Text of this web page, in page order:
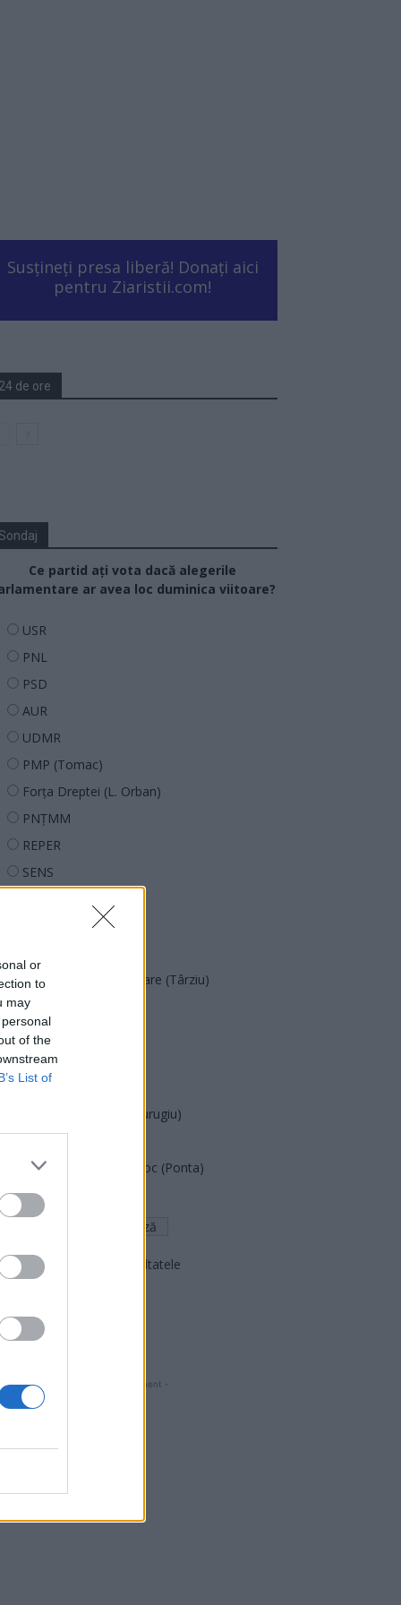
or
to
may
of the
List of
Susțineți presa liberă! Donați aici
pentru Ziaristii.com!
24 de ore
Ce partid ați vota dacă alegerile
ar avea loc duminica viitoare?
USR
PNL
PSD
AUR
UDMR
PMP (Tomac)
Forța Dreptei (L. Orban)
PNȚMM
REPER
SENS
POT (Gavrilă)
Acțiunea Conservatoare (Târziu)
PDF (Lazarus)
PUSL (D. Voiculescu)
PNȚCD (Pavelescu)
PNCR (Terheș)
Partidul Patrioților (Surugiu)
România pe Primul Loc (Ponta)
Altul
Arată rezultatele
- Advertisment -